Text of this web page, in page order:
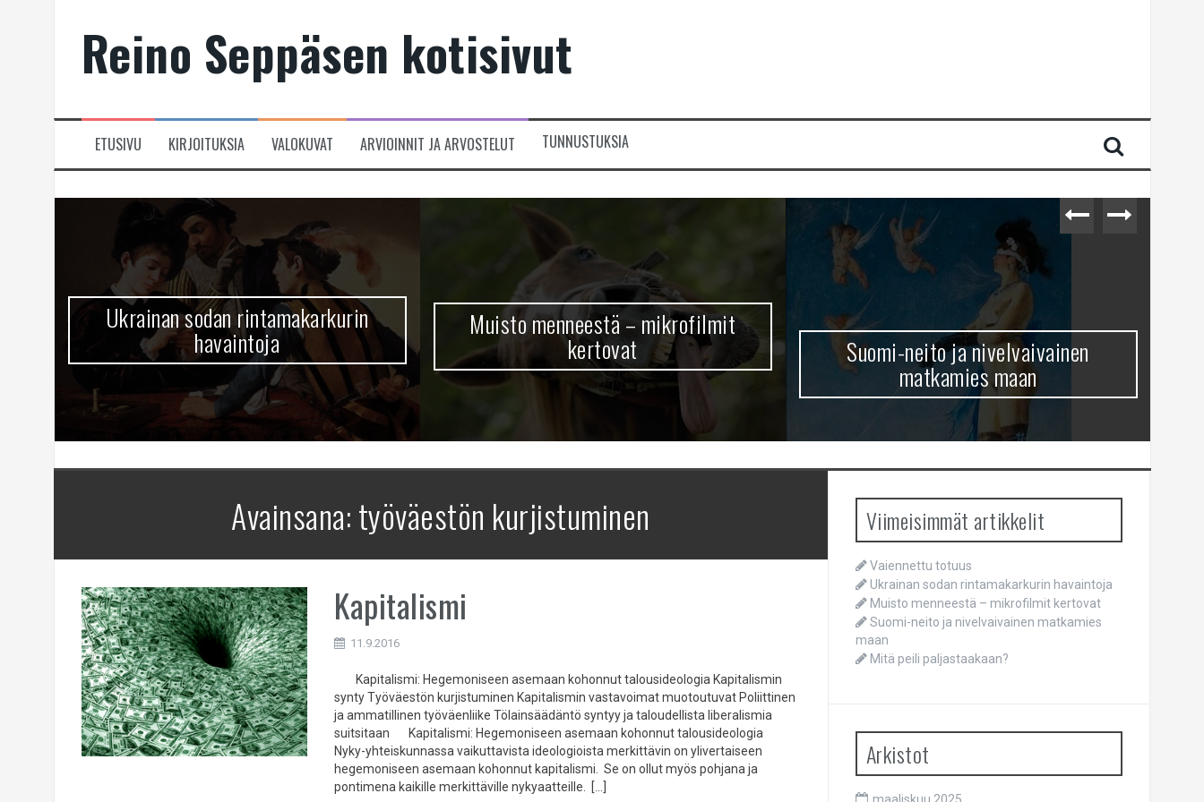
Reino Seppäsen kotisivut
ETUSIVU KIRJOITUKSIA VALOKUVAT ARVIOINNIT JA ARVOSTELUT TUNNUSTUKSIA
Ukrainan sodan rintamakarkurin
havaintoja
Muisto menneestä – mikrofilmit
kertovat Suomi-neito ja nivelvaivainen
matkamies maan
Avainsana:työväestön kurjistuminen
Kapitalismi
11.9.2016
Kapitalismi: Hegemoniseen asemaan kohonnut talousideologia Kapitalismin
synty Työväestön kurjistuminen Kapitalismin vastavoimat muotoutuvat Poliittinen
ja ammatillinen työväenliike Tölainsäädäntö syntyy ja taloudellista liberalismia
suitsitaan Kapitalismi: Hegemoniseen asemaan kohonnut talousideologia
Nyky-yhteiskunnassa vaikuttavista ideologioista merkittävin on ylivertaiseen
hegemoniseen asemaan kohonnut kapitalismi. Se on ollut myös pohjana ja
pontimena kaikille merkittäville nykyaatteille. […]
Viimeisimmät artikkelit
Vaiennettu totuus
Ukrainan sodan rintamakarkurin havaintoja
Muisto menneestä – mikrofilmit kertovat
Suomi-neito ja nivelvaivainen matkamies
maan
Mitä peili paljastaakaan?
Arkistot